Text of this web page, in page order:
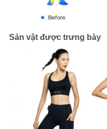
Sản vật được trưng bày